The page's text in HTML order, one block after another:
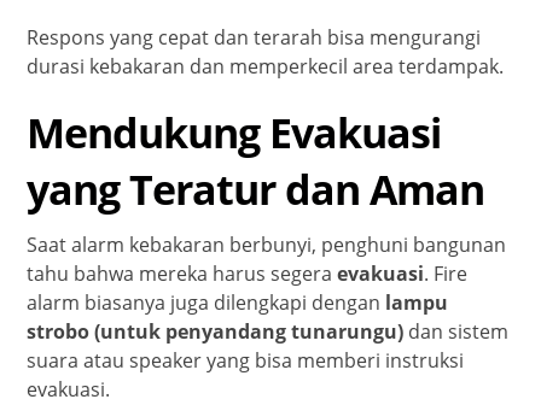
Respons yang cepat dan terarah bisa mengurangi
durasi kebakaran dan memperkecil area terdampak.
Mendukung Evakuasi
yang Teratur dan Aman
Saat alarm kebakaran berbunyi, penghuni bangunan
tahu bahwa mereka harus segeraevakuasi. Fire
alarm biasanya juga dilengkapi dengan lampu
strobo (untuk penyandang tunarungu) dan sistem
suara atau speaker yang bisa memberi instruksi
evakuasi.